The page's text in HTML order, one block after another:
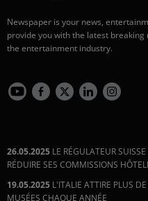
Newspaper is your news,
provide you with the latest
the entertainment industry.
26.05.2025 LE RÉGULATEUR
RÉDUIRE SES COMMISSIONS
19.05.2025 L'ITALIE ATTIRE PLUS
MUSÉES CHAQUE ANNÉE